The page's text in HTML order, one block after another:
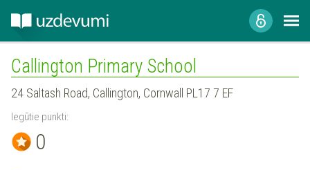
Callington Primary School
24 Saltash Road, Callington, Cornwall PL17 7 EF
Iegūtie punkti:
0